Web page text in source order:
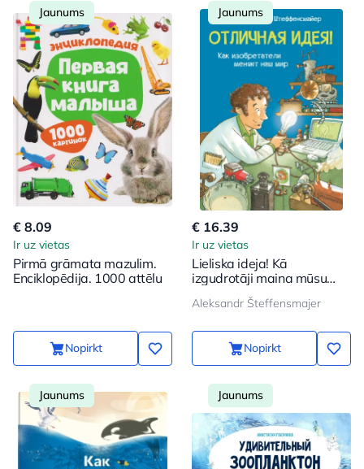
Jaunums
€ 8.09
Ir uz vietas
Pirmā grāmata mazulim.
Enciklopēdija. 1000 attēlu
Nopirkt
Jaunums
€ 16.39
Ir uz vietas
Lieliska ideja! Kā
izgudrotāji maina mūsu
Aleksandr Šteffensmajer
Nopirkt
Jaunums Jaunums